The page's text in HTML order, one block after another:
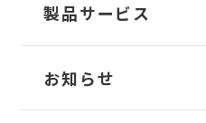
製品サービス
TRANS-Account
お知らせ